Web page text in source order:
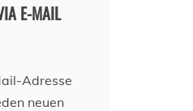
E-MAIL
Adresse
neuen